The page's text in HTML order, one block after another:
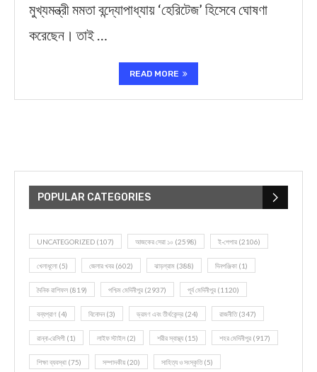
মুখ্যমন্ত্রী মমতা বন্দ্যোপাধ্যায় ‘হেরিটেজ’ হিসেবে ঘোষণা
করেছেন। তাই …
READ MORE
POPULAR CATEGORIES
UNCATEGORIZED (107) আজকের সেরা ১০ (2598) ই-পেপার (2106)
খেলাধূলো (5) জেলার খবর (602) ঝাড়গ্রাম (388) দিনপঞ্জিকা (1)
দৈনিক রাশিফল (819) পশ্চিম মেদিনীপুর (2937) পূর্ব মেদিনীপুর (1120)
বন্যপ্রাণ (4) বিনোদন(3) ভ্রমণ এবং তীর্থকেন্দ্র (24) রাজনীতি(347)
রান্না-রেসিপী (1) লাইফ স্টাইল (2) শরীর স্বাস্থ্য (15) শহর মেদিনীপুর (917)
শিক্ষা ব্যবস্থা (75) সম্পাদকীয় (20) সাহিত্য ও সংস্কৃতি(5)